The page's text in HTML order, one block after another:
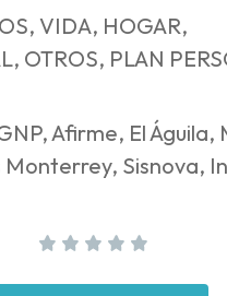
VIDA, HOGAR,
OTROS, PLAN
Afirme, El
Monterrey, Sisnova,